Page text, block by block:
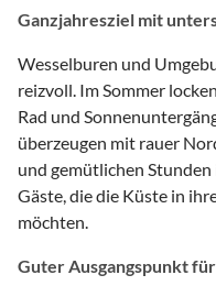
Ganzjahresziel mit
Wesselburen und
reizvoll. Im Sommer
Rad und
überzeugen mit rauer
und gemütlichen
Gäste, die die Küste in
möchten.
Guter Ausgangspunkt